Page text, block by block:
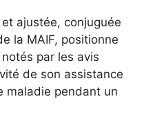
ajustée, conjuguée
la MAIF, positionne
notés par les avis
de son assistance
maladie pendant un